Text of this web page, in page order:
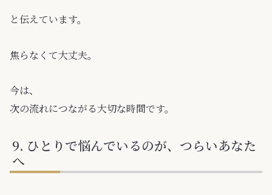
と伝えています。
焦らなくて大丈夫。
今は、
次の流れにつながる大切な時間です。
ひとりで悩んでいるのが、つらいあなた
へ